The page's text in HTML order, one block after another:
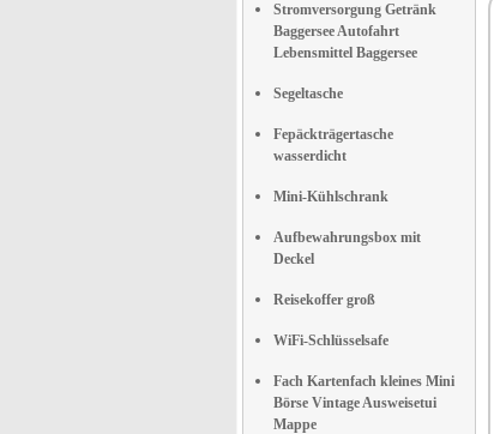
Stromversorgung Getränk
Baggersee Autofahrt
Lebensmittel Baggersee
Segeltasche
Fepäckträgertasche
wasserdicht
Mini-Kühlschrank
Aufbewahrungsbox mit
Deckel
Reisekoffer groß
WiFi-Schlüsselsafe
Fach Kartenfach kleines Mini
Börse Vintage Ausweisetui
Mappe